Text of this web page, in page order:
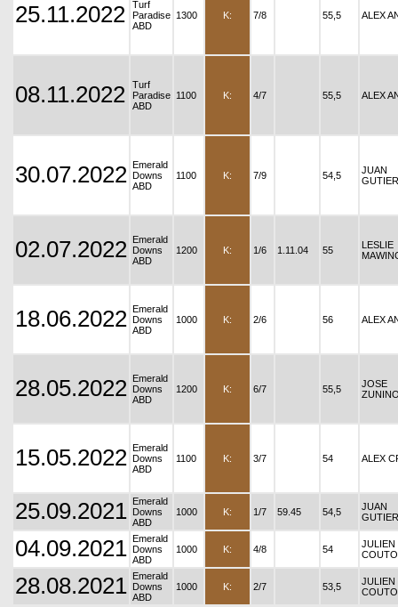
25.11.2022
Turf
Paradise
ABD
1300 K: 7/8 55,5 ALEX
08.11.2022
Turf
Paradise
ABD
1100 K: 4/7 55,5 ALEX
30.07.2022 Emerald
Downs
ABD
1100 K: 7/9 54,5
JUAN
02.07.2022 Emerald
Downs
ABD
1200 K: 1/6 1.11.04 55
LESLIE
18.06.2022 Emerald
Downs
ABD
1000 K: 2/6 56 ALEX
28.05.2022 Emerald
Downs
ABD
1200 K: 6/7 55,5
JOSE
15.05.2022 Emerald
Downs
ABD
1100 K: 3/7 54 ALEX
25.09.2021 Emerald
Downs
ABD
1000 K: 1/7 59.45 54,5
JUAN
04.09.2021 Emerald
Downs
ABD
1000 K: 4/8 54
JULIEN
28.08.2021 Emerald
Downs
ABD
1000 K: 2/7 53,5
JULIEN